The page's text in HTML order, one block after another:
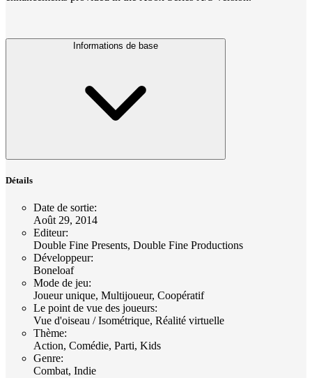
Informations de base
Détails
Date de sortie:
Août 29, 2014
Editeur:
Double Fine Presents, Double Fine Productions
Développeur:
Boneloaf
Mode de jeu:
Joueur unique, Multijoueur, Coopératif
Le point de vue des joueurs:
Vue d'oiseau / Isométrique, Réalité virtuelle
Thème:
Action, Comédie, Parti, Kids
Genre:
Combat, Indie